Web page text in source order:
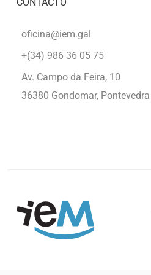
oficina@iem.gal
+(34) 986 36 05 75
Av. Campo da Feira, 10
36380 Gondomar, Pontevedra